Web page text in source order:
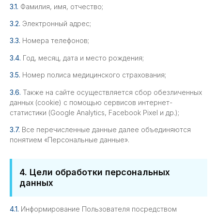
3.1. Фамилия, имя, отчество;
3.2. Электронный адрес;
3.3. Номера телефонов;
3.4. Год, месяц, дата и место рождения;
3.5. Номер полиса медицинского страхования;
3.6. Также на сайте осуществляется сбор обезличенных
данных (cookie) с помощью сервисов интернет-
статистики (Google Analytics, Facebook Pixel и др.);
3.7. Все перечисленные данные далее объединяются
понятием «Персональные данные».
4. Цели обработки персональных
данных
4.1. Информирование Пользователя посредством